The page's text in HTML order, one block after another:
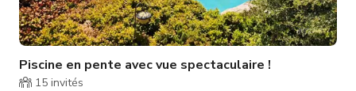
Piscine en pente avec vue spectaculaire !
15 invités